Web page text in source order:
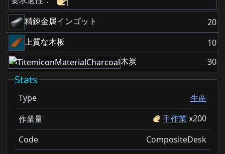
1
精錬金属インゴット
20
上質な木板
10
木炭
30
Stats
Type
生産
作業量
手作業 x200
Code
CompositeDesk